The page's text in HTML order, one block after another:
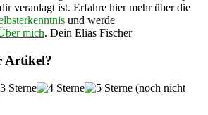
veranlagt ist. Erfahre hier mehr über die
und werde
mich. Dein Elias Fischer
Artikel?
(noch nicht